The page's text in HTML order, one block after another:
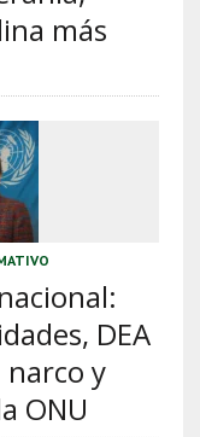
más
DEA
y
ONU